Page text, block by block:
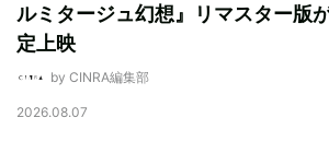
ルミタージュ幻想』リマスター版
定上映
by CINRA編集部
2026.08.07